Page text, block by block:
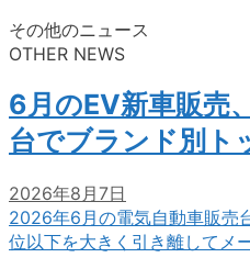
その他のニュース
OTHER NEWS
6月のEV新車販売
台でブランド別ト
2026年8月7日
2026年6月の電気自動車販売
位以下を大きく引き離してメ